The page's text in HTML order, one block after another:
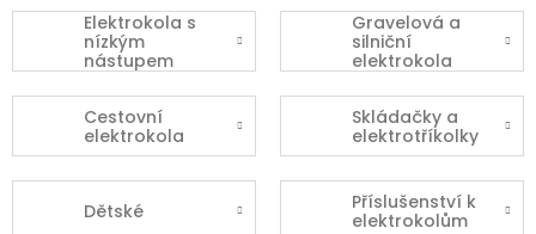
Elektrokola s
nízkým
nástupem
Gravelová a
silniční
elektrokola
Cestovní
elektrokola
Skládačky a
elektrotříkolky
Dětské
Příslušenství k
elektrokolům